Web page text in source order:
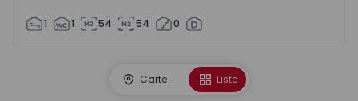
1 1 54 54 0
Carte Liste